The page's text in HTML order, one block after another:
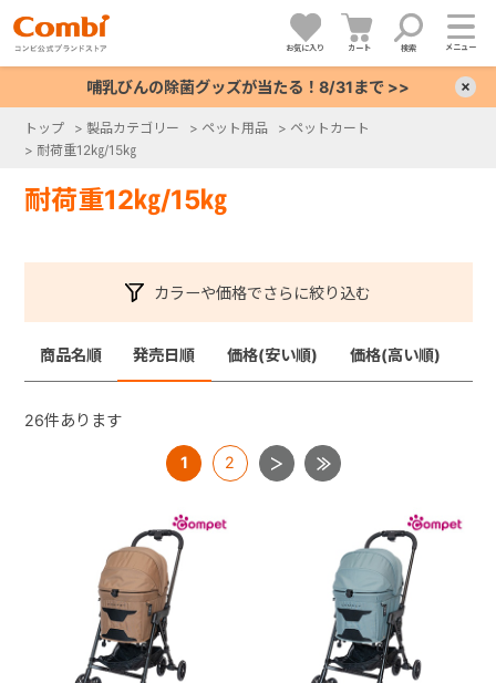
お気に入り カート 検索 メニュー
哺乳びんの除菌グッズが当たる！8/31まで >>
トップ > 製品カテゴリー > ペット用品 > ペットカート
> 耐荷重12㎏/15㎏
耐荷重12㎏/15㎏
カラーや価格でさらに絞り込む
商品名順 発売日順 価格(安い順) 価格(高い順)
26件あります
1 2